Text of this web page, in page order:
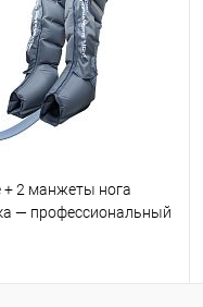
+ 2 манжеты нога
— профессиональный
и
красоты